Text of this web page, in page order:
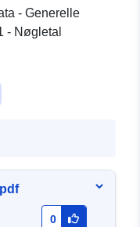
- Generelle
- Nøgletal
0